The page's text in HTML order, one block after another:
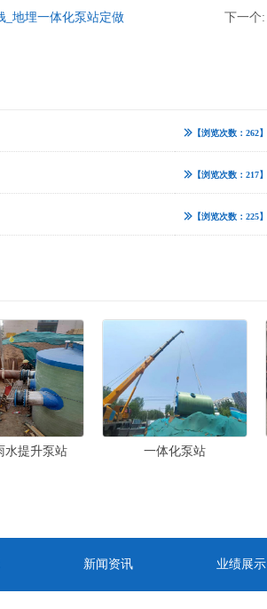
_地埋一体化泵站定做 下一个:
【浏览次数：262】
【浏览次数：217】
【浏览次数：225】
水提升泵站 一体化泵站
新闻资讯 业绩展示